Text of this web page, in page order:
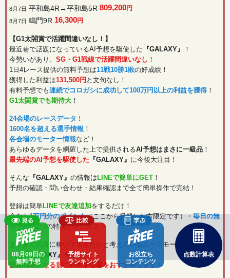
8月7日 平和島4R→平和島5R 809,200円
8月7日 鳴門9R 16,300円
【G1太閤賞で活躍間違いなし！】
最近巷で話題になっているAI予想を駆使した 『GALAXY』
！
今勢いがあり、 SG・G1戦線で活躍間違いなし ！
1日4レース提供の無料予想は11戦10勝1敗の好成績！
獲得した利益は131,500円 と文句なし！
有料予想でも連続でコロガシに成功して100万円以上の利益を獲得！
G1太閤賞でも期待大 ！
24会場のレースデータ ！
1600名を超える選手情報 ！
各会場のモーター情報など！
あらゆるデータを網羅した上で提供されるAI予想はまさに一級品 ！
最先端のAI予想を駆使した 『GALAXY』 に今後大注目！
そんな 『GALAXY』 の情報は LINEで簡単にGET ！
予想の確認・問い合わせ・結果確認まで全て簡単操作で完結！
登録は簡単LINEで友達追加をするだけ！
今なら1万円分のポイント（ここから登録した方限定です）・毎日の無
料予想の2つの特典が手に入る！
より多くの方に稼いで頂きたいと考えているエースモーターズが先行
して『GALAXY』
を公開！
登録制限になる前に利用する事をおすすめします
！
08月09日の
無料予想
予想サイト
ランキング
お役立ち
コンテンツ
点数計算表